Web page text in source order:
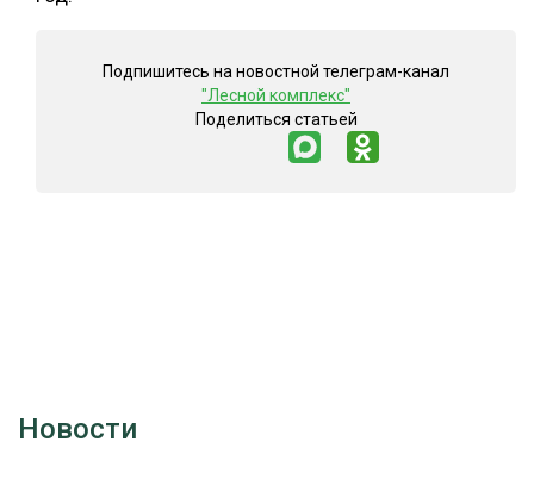
Подпишитесь на новостной телеграм-канал
"Лесной комплекс"
Поделиться статьей
Новости